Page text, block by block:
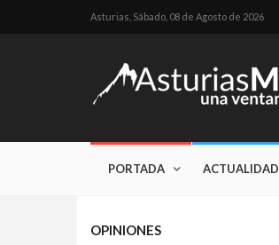
Asturias, Sábado, 08 de Agosto de 2026
PORTADA ACTUALIDAD
OPINIONES